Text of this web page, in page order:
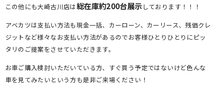
この他にも大崎古川店は総在庫約200台展示 しております！！！
アベカツは支払い方法も現金一括、カーローン、カーリース、残価クレ
ジットなど様々なお支払い方法があるのでお客様ひとりひとりにピッ
タリのご提案をさせていただきます。
お車ご購入検討いただいている方、すぐ買う予定ではないけど色んな
車を見てみたいという方も是非ご来場ください！